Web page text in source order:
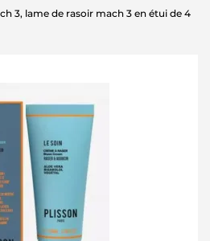
3, lame de rasoir mach 3 en étui de 4